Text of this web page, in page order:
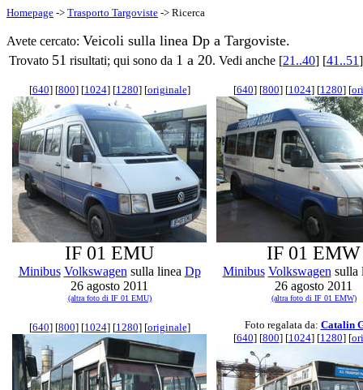
Homepage -> Trasporto Targoviste -> Ricerca
Avete cercato: Veicoli sulla linea Dp a Targoviste.
Trovato 51 risultati; qui sono da 1 a 20. Vedi anche [21..40] [41..51
[640] [800] [1024] [1280] [originale]
IF 01 EMU
Minibus Volkswagen sulla linea Dp
26 agosto 2011
(altra foto di IF 01 EMU)
[640] [800] [1024] [1280] [
IF 01 EMW
Minibus Volkswagen sulla
26 agosto 2011
(altra foto di IF 01 EMW)
[640] [800] [1024] [1280] [originale] Foto regalata da: Catalin
[640] [800] [1024] [1280] [